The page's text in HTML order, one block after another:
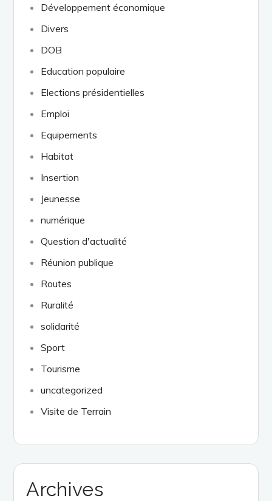
Développement économique
Divers
DOB
Education populaire
Elections présidentielles
Emploi
Equipements
Habitat
Insertion
Jeunesse
numérique
Question d'actualité
Réunion publique
Routes
Ruralité
solidarité
Sport
Tourisme
uncategorized
Visite de Terrain
Archives